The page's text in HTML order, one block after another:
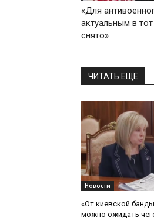
«Для
актуальным в
снято»
ЧИТАТЬ ЕЩЕ
Новости
«От киевской
можно ожидать